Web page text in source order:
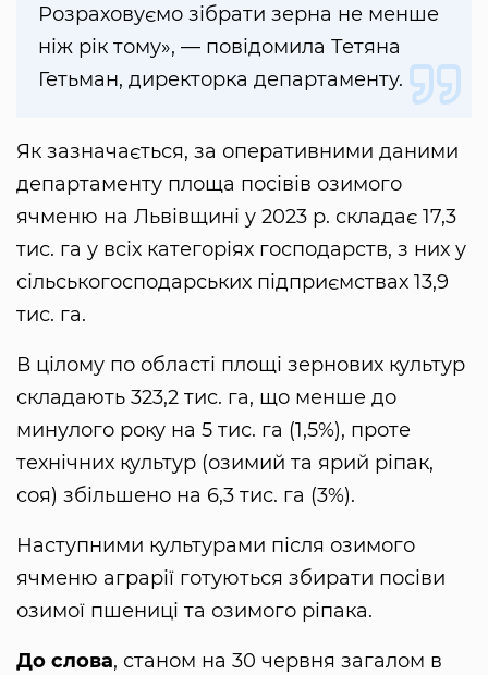
Розраховуємо зібрати зерна не менше
ніж рік тому», — повідомила Тетяна
Гетьман, директорка департаменту.
Як зазначається, за оперативними даними
департаменту площа посівів озимого
ячменю на Львівщині у 2023 р. складає 17,3
тис. га у всіх категоріях господарств, з них у
сільськогосподарських підприємствах 13,9
тис. га.
В цілому по області площі зернових культур
складають 323,2 тис. га, що менше до
минулого року на 5 тис. га (1,5%), проте
технічних культур (озимий та ярий ріпак,
соя) збільшено на 6,3 тис. га (3%).
Наступними культурами після озимого
ячменю аграрії готуються збирати посіви
озимої пшениці та озимого ріпака.
До слова, станом на 30 червня загалом в